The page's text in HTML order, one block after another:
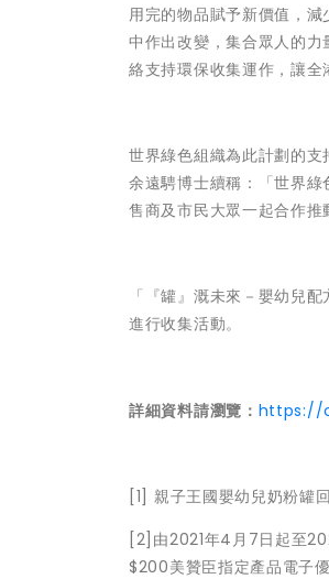
用完的物品賦予新價值，
中作出改變，集合眾人的
絡支持環保收集運作，讓全
世界綠色組織為此計劃的
余遠騁博士續稱：「世界
售商及市民大眾一起合作推
「『罐』溉未來－嬰幼兒
進行收集活動。
詳細資料請瀏覽： https://
[1] 親子王國嬰幼兒奶粉罐
[2]由2021年4月7日起至
$200美贊臣指定產品電子